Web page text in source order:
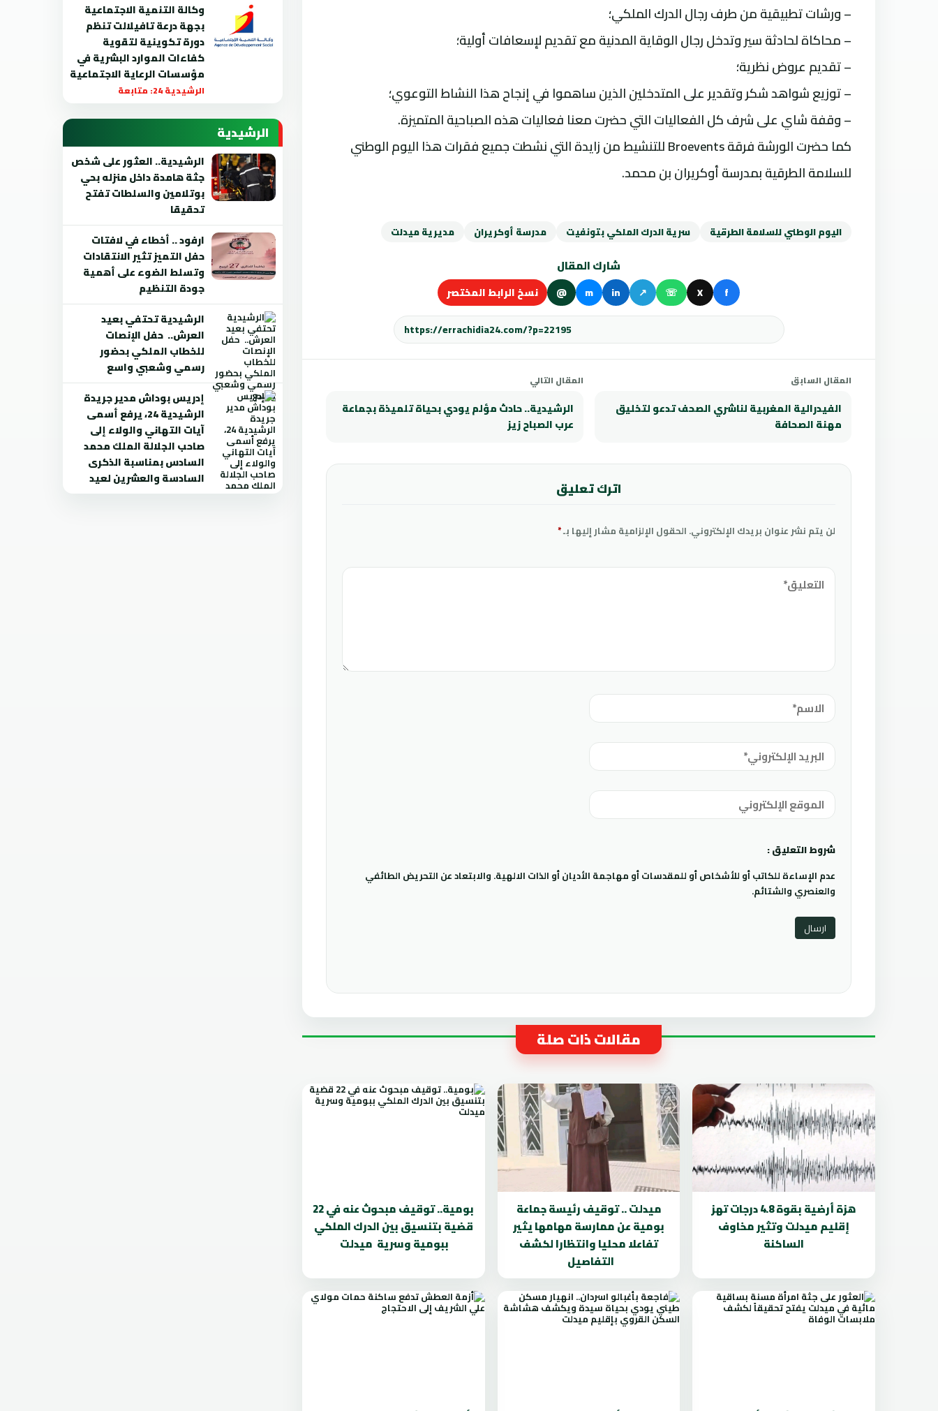
– ورشات تطبيقية من طرف رجال الدرك الملكي؛
– محاكاة لحادثة سير وتدخل رجال الوقاية المدنية مع تقديم لإسعافات أولية؛
– تقديم عروض نظرية؛
– توزيع شواهد شكر وتقدير على المتدخلين الذين ساهموا في إنجاح هذا النشاط التوعوي؛
– وقفة شاي على شرف كل الفعاليات التي حضرت معنا فعاليات هذه الصباحية المتميزة.
كما حضرت الورشة فرقة Broevents للتنشيط من زايدة التي نشطت جميع فقرات هذا اليوم الوطني
للسلامة الطرقية بمدرسة أوكريران بن محمد.
اليوم الوطني للسلامة الطرقية سرية الدرك الملكي بتونفيت مدرسة أوكريران مديرية ميدلت
شارك المقال
f
X
☏
↗
in
m
@ نسخ الرابط المختصر
المقال السابق
الفيدرالية المغربية لناشري الصحف تدعو لتخليق
مهنة الصحافة
المقال التالي
الرشيدية.. حادث مؤلم يودي بحياة تلميذة بجماعة
عرب الصباح زيز
اترك تعليق
لن يتم نشر عنوان بريدك الإلكتروني. الحقول الإلزامية مشار إليها بـ*
شروط التعليق :
عدم الإساءة للكاتب أو للأشخاص أو للمقدسات أو مهاجمة الأديان أو الذات الالهية. والابتعاد عن التحريض الطائفي
والعنصري والشتائم.
مقالات ذات صلة
هزة أرضية بقوة 4.8 درجات تهز
إقليم ميدلت وتثير مخاوف
الساكنة
ميدلت .. توقيف رئيسة جماعة
بومية عن ممارسة مهامها يثير
تفاعلا محليا وانتظارا لكشف
التفاصيل
بومية.. توقيف مبحوث عنه في 22
قضية بتنسيق بين الدرك الملكي
ببومية وسرية ميدلت
وكالة التنمية الاجتماعية
بجهة درعة تافيلالت تنظم
دورة تكوينية لتقوية
كفاءات الموارد البشرية في
مؤسسات الرعاية الاجتماعية
الرشيدية 24: متابعة
الرشيدية
الرشيدية.. العثور على شخص
جثة هامدة داخل منزله بحي
بوتلامين والسلطات تفتح
تحقيقا
ارفود .. أخطاء في لافتات
حفل التميز تثير الانتقادات
وتسلط الضوء على أهمية
جودة التنظيم
الرشيدية تحتفي بعيد
العرش.. حفل الإنصات
للخطاب الملكي بحضور
رسمي وشعبي واسع
إدريس بوداش مدير جريدة
الرشيدية 24، يرفع أسمى
آيات التهاني والولاء إلى
صاحب الجلالة الملك محمد
السادس بمناسبة الذكرى
السادسة والعشرين لعيد